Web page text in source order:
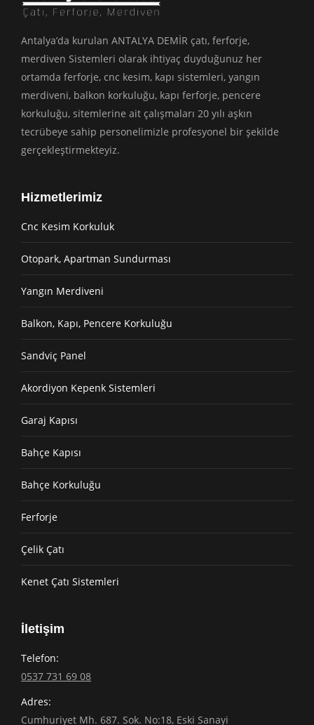
Antalya’da kurulan ANTALYA DEMİR çatı, ferforje,
merdiven Sistemleri olarak ihtiyaç duyduğunuz her
ortamda ferforje, cnc kesim, kapı sistemleri, yangın
merdiveni, balkon korkuluğu, kapı ferforje, pencere
korkuluğu, sitemlerine ait çalışmaları 20 yılı aşkın
tecrübeye sahip personelimizle profesyonel bir şekilde
gerçekleştirmekteyiz.
Hizmetlerimiz
Cnc Kesim Korkuluk
Otopark, Apartman Sundurması
Yangın Merdiveni
Balkon, Kapı, Pencere Korkuluğu
Sandviç Panel
Akordiyon Kepenk Sistemleri
Garaj Kapısı
Bahçe Kapısı
Bahçe Korkuluğu
Ferforje
Çelik Çatı
Kenet Çatı Sistemleri
İletişim
Telefon:
0537 731 69 08
Adres:
Cumhuriyet Mh. 687. Sok. No:18, Eski Sanayi